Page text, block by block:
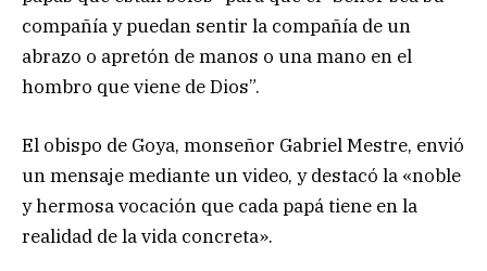
compañía y puedan sentir la compañía de un
abrazo o apretón de manos o una mano en el
hombro que viene de Dios”.
El obispo de Goya, monseñor Gabriel Mestre, envió
un mensaje mediante un video, y destacó la «noble
y hermosa vocación que cada papá tiene en la
realidad de la vida concreta».